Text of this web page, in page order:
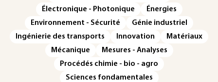
Électronique - Photonique
Énergies
Environnement - Sécurité
Génie industriel
Ingénierie des transports
Innovation
Matériaux
Mécanique
Mesures - Analyses
Procédés chimie - bio - agro
Sciences fondamentales